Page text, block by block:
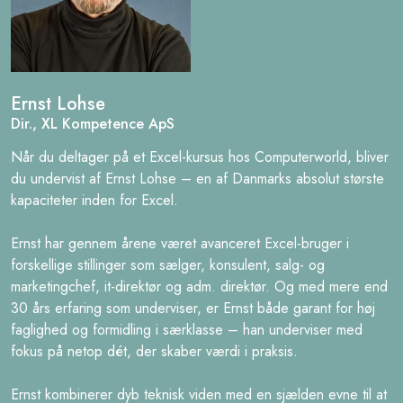
Lær at oprette beregnede felter i tabeller
Lær at regne med data i flere ark og filer
samt at oprette egne modeller
Lær at opstille og redigere i formler på tværs af flere ark
Sådan opretter du modeller som f.eks. fraværsoversigter
og månedsrapporter
Excels indbyggede automatiske funktioner kan regne for
dig, lær hvordan
Hvordan du udvikler en model med et
professionelt layout
Hør om grundprincipper for et godt layout
Ernst Lohse
Dir., XL Kompetence ApS
Når du deltager på et Excel-kursus hos Computerworld, bliver
du undervist af Ernst Lohse – en af Danmarks absolut største
kapaciteter inden for Excel.
Ernst har gennem årene været avanceret Excel-bruger i
forskellige stillinger som sælger, konsulent, salg- og
marketingchef, it-direktør og adm. direktør. Og med mere end
30 års erfaring som underviser, er Ernst både garant for høj
faglighed og formidling i særklasse – han underviser med
fokus på netop dét, der skaber værdi i praksis.
Ernst kombinerer dyb teknisk viden med en sjælden evne til at